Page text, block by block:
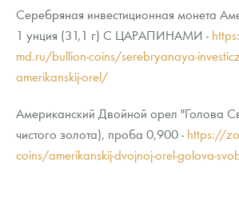
Серебряная инвестиционная монета
1 унция (31,1 г) С ЦАРАПИНАМИ -
md.ru/bullion-coins/serebryanaya-
amerikanskij-orel/
Американский Двойной орел "Голова
чистого золота), проба 0,900 - https://
coins/amerikanskij-dvojnoj-orel-golova-